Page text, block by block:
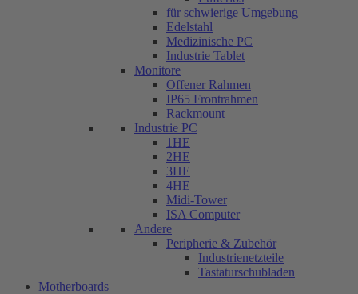
für schwierige Umgebung
Edelstahl
Medizinische PC
Industrie Tablet
Monitore
Offener Rahmen
IP65 Frontrahmen
Rackmount
Industrie PC
1HE
2HE
3HE
4HE
Midi-Tower
ISA Computer
Andere
Peripherie & Zubehör
Industrienetzteile
Tastaturschubladen
Motherboards